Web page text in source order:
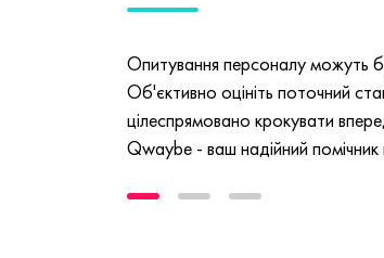
Опитування персоналу можуть
Об'єктивно оцініть поточний
цілеспрямовано крокувати
Qwaybe - ваш надійний